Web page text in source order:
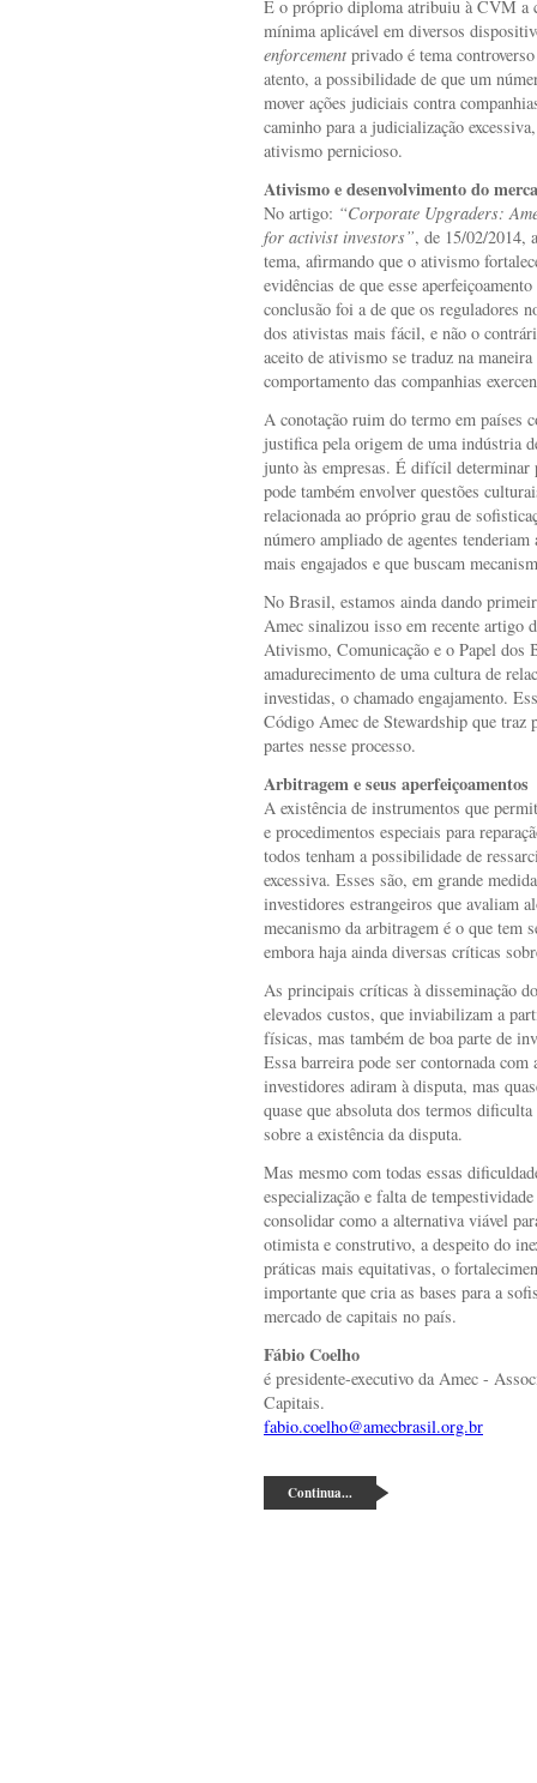
E o próprio diploma atribuiu à CVM a
mínima aplicável em diversos
enforcement privado é tema
atento, a possibilidade de que um
mover ações judiciais contra
caminho para a judicialização
ativismo pernicioso.
Ativismo e desenvolvimento do
No artigo: “Corporate Upgraders:
for activist investors”, de 15/02/2014,
tema, afirmando que o ativismo
evidências de que esse
conclusão foi a de que os reguladores
dos ativistas mais fácil, e não o
aceito de ativismo se traduz na
comportamento das companhias
A conotação ruim do termo em países
justifica pela origem de uma indústria
junto às empresas. É difícil determinar
pode também envolver questões
relacionada ao próprio grau de
número ampliado de agentes
mais engajados e que buscam
No Brasil, estamos ainda dando
Amec sinalizou isso em recente
Ativismo, Comunicação e o Papel dos
amadurecimento de uma cultura de
investidas, o chamado engajamento.
Código Amec de Stewardship que traz
partes nesse processo.
Arbitragem e seus aperfeiçoamentos
A existência de instrumentos que
e procedimentos especiais para
todos tenham a possibilidade de
excessiva. Esses são, em grande
investidores estrangeiros que avaliam
mecanismo da arbitragem é o que tem
embora haja ainda diversas críticas
As principais críticas à disseminação
elevados custos, que inviabilizam a
físicas, mas também de boa parte de
Essa barreira pode ser contornada
investidores adiram à disputa, mas
quase que absoluta dos termos
sobre a existência da disputa.
Mas mesmo com todas essas
especialização e falta de
consolidar como a alternativa viável
otimista e construtivo, a despeito do
práticas mais equitativas, o
importante que cria as bases para a
mercado de capitais no país.
Fábio Coelho
é presidente-executivo da Amec -
Capitais.
fabio.coelho@amecbrasil.org.br
Continua...